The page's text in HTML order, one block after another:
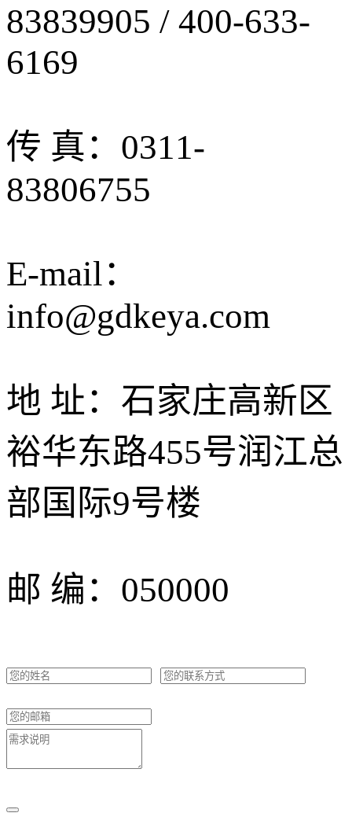
83839905 / 400-633-
6169
传 真：0311-
83806755
E-mail：
info@gdkeya.com
地 址：石家庄高新区
裕华东路455号润江总
部国际9号楼
邮 编：050000